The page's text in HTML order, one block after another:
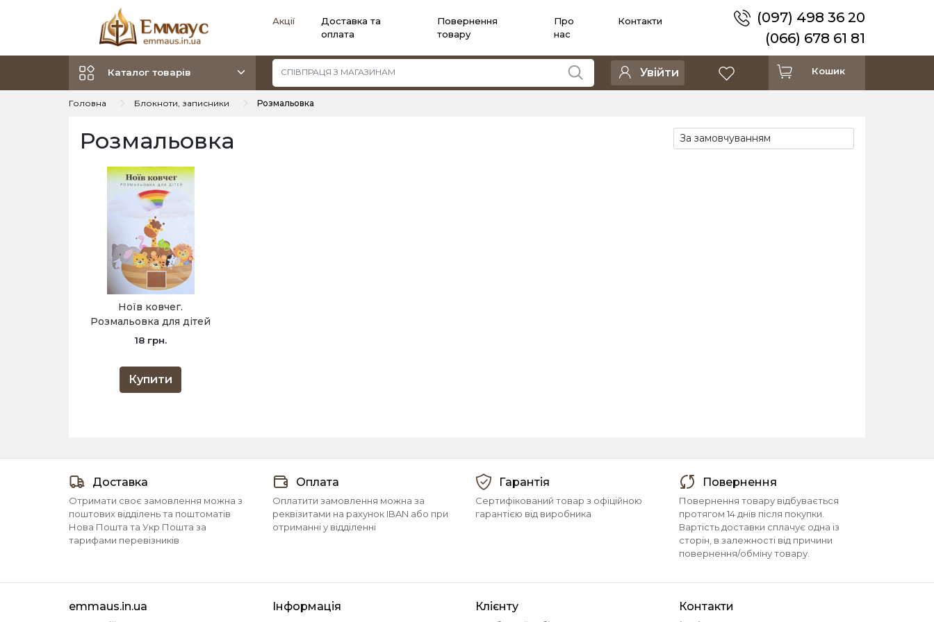
Акції
Доставка та
оплата
Повернення
товару
Про
нас
Контакти
(097) 498 36 20
(066) 678 61 81
Каталог товарів Увійти Кошик
Головна Блокноти, записники Розмальовка
Розмальовка
Ноїв ковчег.
Розмальовка для дітей
18 грн.
Купити
Доставка
Отримати своє замовлення можна з
поштових відділень та поштоматів
Нова Пошта та Укр Пошта за
тарифами перевізників
Оплата
Оплатити замовлення можна за
реквізитами на рахунок IBAN або при
отриманні у відділенні
Гарантія
Сертифікований товар з офіційною
гарантією від виробника
Повернення
Повернення товару відбувається
протягом 14 днів після покупки.
Вартість доставки сплачує одна із
сторін, в залежності від причини
повернення/обміну товару.
emmaus.in.ua Інформація Клієнту Контакти